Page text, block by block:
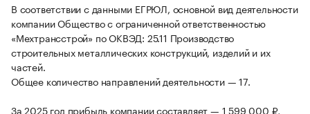
В соответствии с данными ЕГРЮЛ, основной вид деятельности
компании Общество с ограниченной ответственностью
«Мехтрансстрой» по ОКВЭД: 25.11 Производство
строительных металлических конструкций, изделий и их
частей.
Общее количество направлений деятельности — 17.
За 2025 год прибыль компании составляет — 1 599 000 ₽,